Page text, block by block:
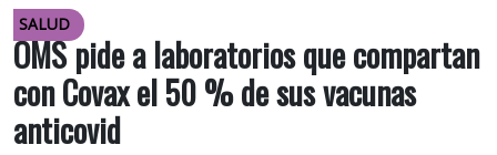
SALUD
OMS pide a laboratorios que compartan
con Covax el 50 % de sus vacunas
anticovid